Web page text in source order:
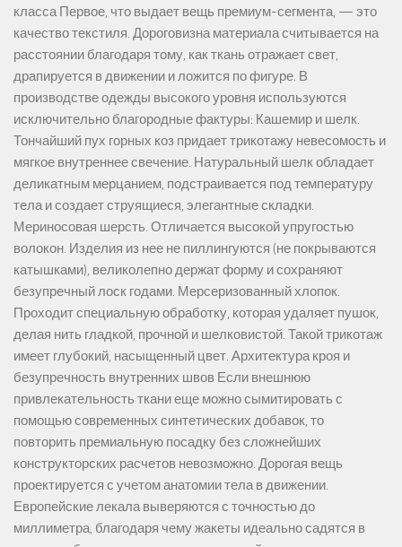
класса Первое, что выдает вещь премиум-сегмента, — это
качество текстиля. Дороговизна материала считывается на
расстоянии благодаря тому, как ткань отражает свет,
драпируется в движении и ложится по фигуре. В
производстве одежды высокого уровня используются
исключительно благородные фактуры: Кашемир и шелк.
Тончайший пух горных коз придает трикотажу невесомость и
мягкое внутреннее свечение. Натуральный шелк обладает
деликатным мерцанием, подстраивается под температуру
тела и создает струящиеся, элегантные складки.
Мериносовая шерсть. Отличается высокой упругостью
волокон. Изделия из нее не пиллингуются (не покрываются
катышками), великолепно держат форму и сохраняют
безупречный лоск годами. Мерсеризованный хлопок.
Проходит специальную обработку, которая удаляет пушок,
делая нить гладкой, прочной и шелковистой. Такой трикотаж
имеет глубокий, насыщенный цвет. Архитектура кроя и
безупречность внутренних швов Если внешнюю
привлекательность ткани еще можно сымитировать с
помощью современных синтетических добавок, то
повторить премиальную посадку без сложнейших
конструкторских расчетов невозможно. Дорогая вещь
проектируется с учетом анатомии тела в движении.
Европейские лекала выверяются с точностью до
миллиметра, благодаря чему жакеты идеально садятся в